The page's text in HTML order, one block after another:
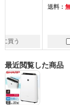
一緒に買う
最近閲覧した商品